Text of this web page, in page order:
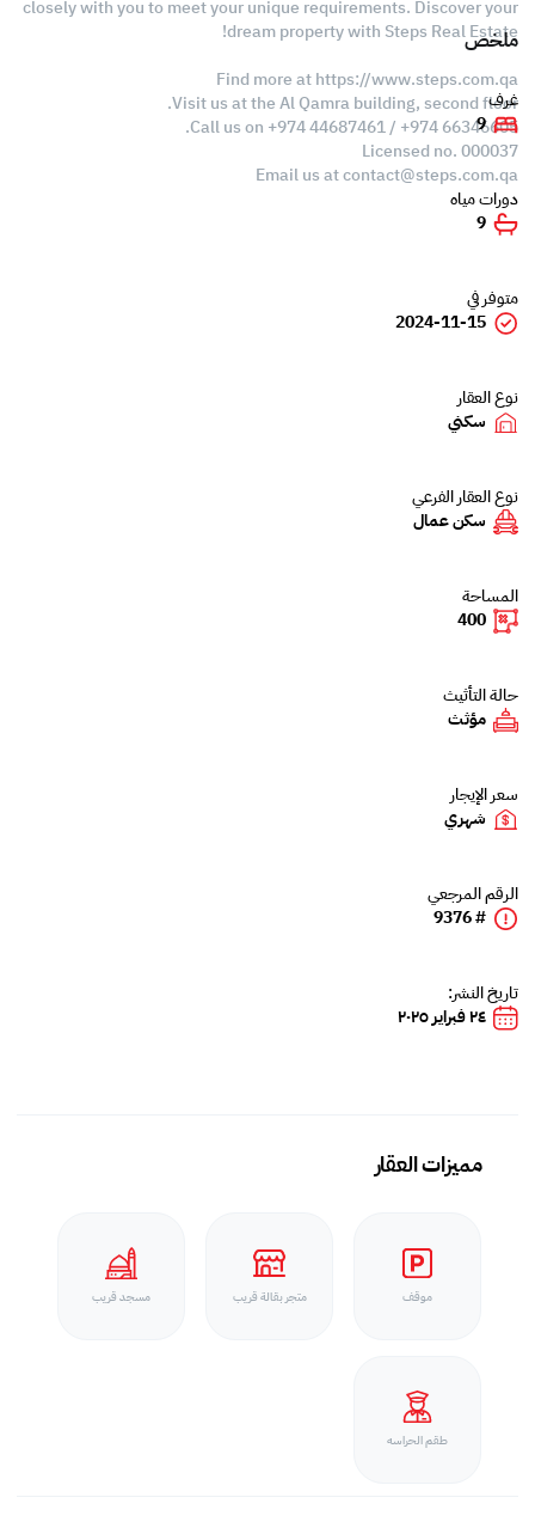
closely with you to meet your unique requirements. Discover your
dream property with Steps Real Estate!
Find more at https://www.steps.com.qa
Visit us at the Al Qamra building, second floor.
Call us on +974 44687461 / +974 66346605.
Licensed no. 000037
Email us atcontact@steps.com.qa
ملخص
غرف
9
دورات مياه
9
متوفر في
2024-11-15
نوع العقار
سكني
نوع العقار الفرعي
سكن عمال
المساحة
400
حالة التأثيث
مؤثث
سعر الإيجار
شهري
الرقم المرجعي
# 9376
تاريخ النشر:
٢٤ فبراير ٢٠٢٥
مميزات العقار
موقف متجر بقالة قريب مسجد قريب
طقم الحراسه